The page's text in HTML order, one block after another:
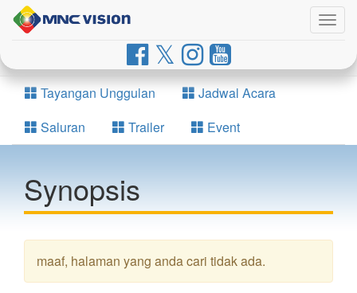
Tayangan Unggulan
Jadwal Acara
Saluran
Trailer Event
Synopsis
maaf, halaman yang anda cari tidak ada.